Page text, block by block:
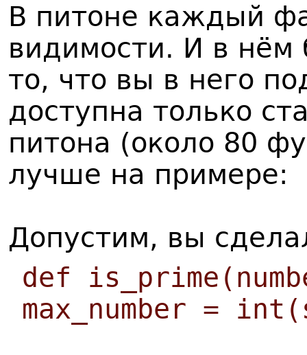
В питоне каждый
видимости. И в нём
то, что вы в него
доступна только
питона (около 80
лучше на примере:
Допустим, вы
def
max_number =